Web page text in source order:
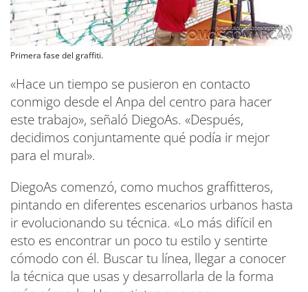
Primera fase del graffiti.
«Hace un tiempo se pusieron en contacto
conmigo desde el Anpa del centro para hacer
este trabajo», señaló DiegoAs. «Después,
decidimos conjuntamente qué podía ir mejor
para el mural».
DiegoAs comenzó, como muchos graffitteros,
pintando en diferentes escenarios urbanos hasta
ir evolucionando su técnica. «Lo más difícil en
esto es encontrar un poco tu estilo y sentirte
cómodo con él. Buscar tu línea, llegar a conocer
la técnica que usas y desarrollarla de la forma